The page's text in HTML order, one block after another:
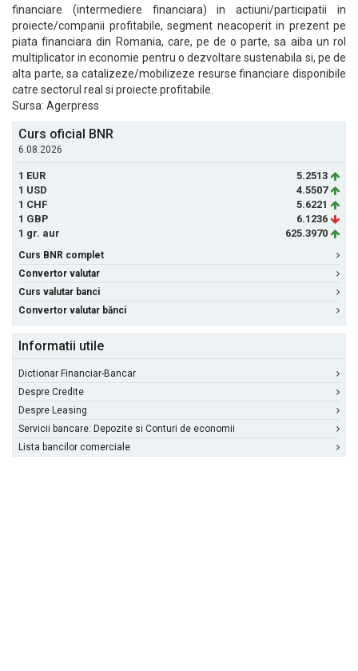
financiare (intermediere financiara) in actiuni/participatii in
proiecte/companii profitabile, segment neacoperit in prezent pe
piata financiara din Romania, care, pe de o parte, sa aiba un rol
multiplicator in economie pentru o dezvoltare sustenabila si, pe de
alta parte, sa catalizeze/mobilizeze resurse financiare disponibile
catre sectorul real si proiecte profitabile.
Sursa: Agerpress
Curs oficial BNR
6.08.2026
1 EUR
5.2513
1 USD
4.5507
1 CHF
5.6221
1 GBP
6.1236
1 gr. aur
625.3970
Curs BNR complet
Convertor valutar
Curs valutar banci
Convertor valutar bănci
Informatii utile
Dictionar Financiar-Bancar
Despre Credite
Despre Leasing
Servicii bancare: Depozite si Conturi de economii
Lista bancilor comerciale